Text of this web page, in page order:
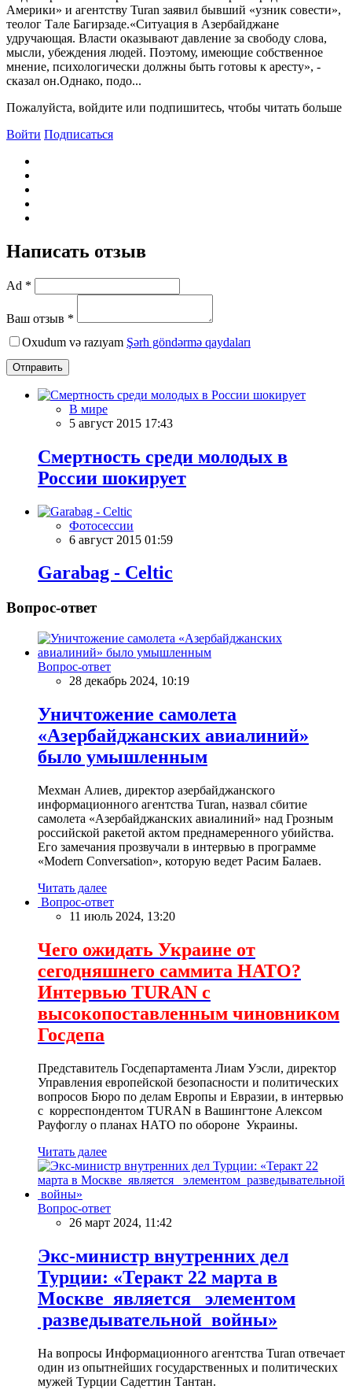
Америки» и агентству Turan заявил бывший «узник совести»,
теолог Тале Багирзаде.«Ситуация в Азербайджане
удручающая. Власти оказывают давление за свободу слова,
мысли, убеждения людей. Поэтому, имеющие собственное
мнение, психологически должны быть готовы к аресту», -
сказал он.Однако, подо...
Пожалуйста, войдите или подпишитесь, чтобы читать больше
Войти Подписаться
Написать отзыв
Ad *
Ваш отзыв *
Oxudum və razıyam Şərh göndərmə qaydaları
Отправить
В мире
5 август 2015 17:43
Смертность среди молодых в
России шокирует
Фотосессии
6 август 2015 01:59
Garabag - Celtic
Вопрос-ответ
Вопрос-ответ
28 декабрь 2024, 10:19
Уничтожение самолета
«Азербайджанских авиалиний»
было умышленным
Мехман Алиев, директор азербайджанского
информационного агентства Turan, назвал сбитие
самолета «Азербайджанских авиалиний» над Грозным
российской ракетой актом преднамеренного убийства.
Его замечания прозвучали в интервью в программе
«Modern Conversation», которую ведет Расим Балаев.
Читать далее
Вопрос-ответ
11 июль 2024, 13:20
Чего ожидать Украине от
сегодняшнего саммита НАТО?
Интервью TURAN с
высокопоставленным чиновником
Госдепа
Представитель Госдепартамента Лиам Уэсли, директор
Управления европейской безопасности и политических
вопросов Бюро по делам Европы и Евразии, в интервью
с корреспондентом TURAN в Вашингтоне Алексом
Рауфоглу о планах НАТО по обороне Украины.
Читать далее
Вопрос-ответ
26 март 2024, 11:42
Экс-министр внутренних дел
Турции: «Теракт 22 марта в
Москве является элементом
разведывательной войны»
На вопросы Информационного агентства Turan отвечает
один из опытнейших государственных и политических
мужей Турции Садеттин Тантан.